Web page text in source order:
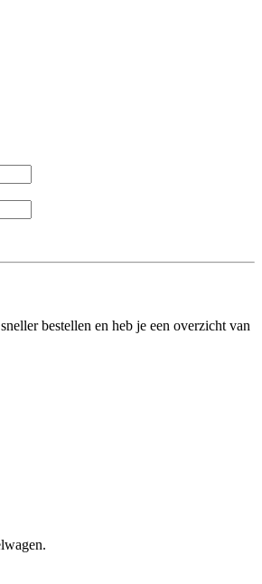
bestellen en heb je een overzicht van